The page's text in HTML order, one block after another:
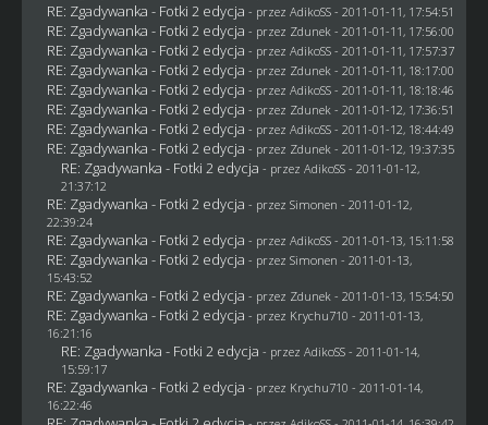
RE: Zgadywanka - Fotki 2 edycja - przez AdikoSS - 2011-01-11, 17:54:51
RE: Zgadywanka - Fotki 2 edycja - przez Zdunek - 2011-01-11, 17:56:00
RE: Zgadywanka - Fotki 2 edycja - przez AdikoSS - 2011-01-11, 17:57:37
RE: Zgadywanka - Fotki 2 edycja - przez Zdunek - 2011-01-11, 18:17:00
RE: Zgadywanka - Fotki 2 edycja - przez AdikoSS - 2011-01-11, 18:18:46
RE: Zgadywanka - Fotki 2 edycja - przez Zdunek - 2011-01-12, 17:36:51
RE: Zgadywanka - Fotki 2 edycja - przez AdikoSS - 2011-01-12, 18:44:49
RE: Zgadywanka - Fotki 2 edycja - przez Zdunek - 2011-01-12, 19:37:35
RE: Zgadywanka - Fotki 2 edycja - przez AdikoSS - 2011-01-12,
21:37:12
RE: Zgadywanka - Fotki 2 edycja - przez Simonen - 2011-01-12,
22:39:24
RE: Zgadywanka - Fotki 2 edycja - przez AdikoSS - 2011-01-13, 15:11:58
RE: Zgadywanka - Fotki 2 edycja - przez Simonen - 2011-01-13,
15:43:52
RE: Zgadywanka - Fotki 2 edycja - przez Zdunek - 2011-01-13, 15:54:50
RE: Zgadywanka - Fotki 2 edycja - przez Krychu710 - 2011-01-13,
16:21:16
RE: Zgadywanka - Fotki 2 edycja - przez AdikoSS - 2011-01-14,
15:59:17
RE: Zgadywanka - Fotki 2 edycja - przez Krychu710 - 2011-01-14,
16:22:46